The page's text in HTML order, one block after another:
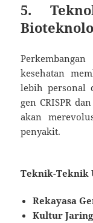
5.
kesehatan
lebih personal
gen CRISPR
akan
penyakit.
Teknik-Teknik
Rekayasa
Kultur